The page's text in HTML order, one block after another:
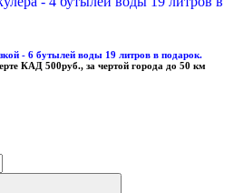
- 6 бутылей воды 19 литров в подарок.
КАД 500руб., за чертой города до 50 км